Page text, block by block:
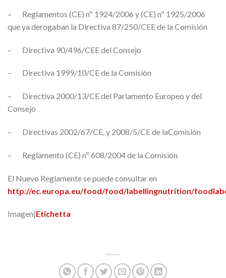
– Reglamentos (CE) nº 1924/2006 y (CE) nº 1925/2006
que ya derogaban la Directiva 87/250/CEE de la Comisión
– Directiva 90/496/CEE del Consejo
– Directiva 1999/10/CE de la Comisión
– Directiva 2000/13/CE del Parlamento Europeo y del
Consejo
– Directivas 2002/67/CE, y 2008/5/CE de laComisión
– Reglamento (CE) nº 608/2004 de la Comisión
El Nuevo Reglamente se puede consultar en
http://ec.europa.eu/food/food/labellingnutrition/food
Imagen|Etichetta